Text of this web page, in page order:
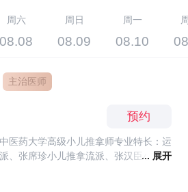
周六
08.08
周日
08.09
周一
08.10
主治医师
预约
医药大学高级小儿推拿师专业特长：运
、张席珍小儿推拿流派、张汉臣小儿推
... 展开